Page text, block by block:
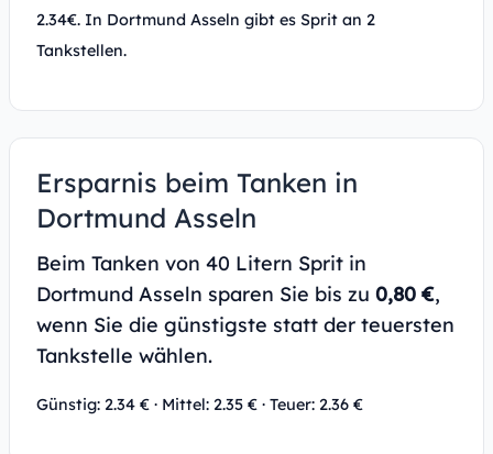
2.34€. In Dortmund Asseln gibt es Sprit an 2
Tankstellen.
Ersparnis beim Tanken in
Dortmund Asseln
Beim Tanken von 40 Litern Sprit in
Dortmund Asseln sparen Sie bis zu 0,80 €,
wenn Sie die günstigste statt der teuersten
Tankstelle wählen.
Günstig: 2.34 € · Mittel: 2.35 € · Teuer: 2.36 €